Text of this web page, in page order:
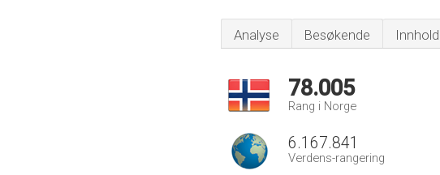
Analyse Besøkende Innhold
78.005
Rang i Norge
6.167.841
Verdens-rangering